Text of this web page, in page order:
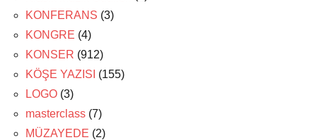
KONFERANS (3)
KONGRE (4)
KONSER (912)
KÖŞE YAZISI (155)
LOGO (3)
masterclass (7)
MÜZAYEDE (2)